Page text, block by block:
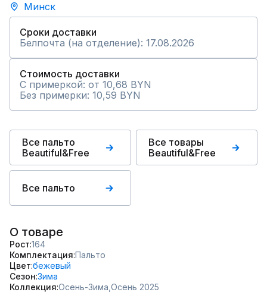
Минск
Сроки доставки
Белпочта (на отделение): 17.08.2026
Стоимость доставки
С примеркой: от 10,68 BYN
Без примерки: 10,59 BYN
Все пальто
Beautiful&Free
Все товары
Beautiful&Free
Все пальто
О товаре
Рост 164
Комплектация Пальто
Цвет бежевый
Сезон Зима
Коллекция Осень-Зима, Осень 2025